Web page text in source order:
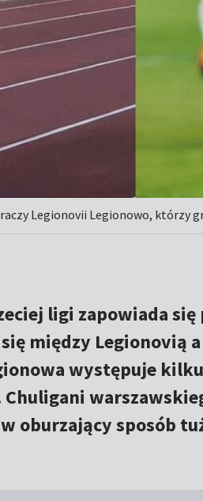
Legionovii Legionowo,
ligi zapowiada się
między Legionovią
występuje
Chuligani
oburzający sposób